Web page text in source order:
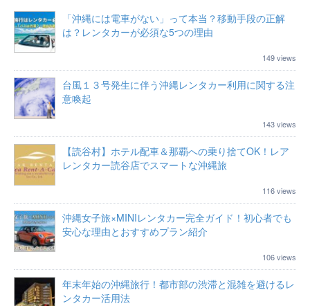
「沖縄には電車がない」って本当？移動手段の正解
は？レンタカーが必須な5つの理由
149 views
台風１３号発生に伴う沖縄レンタカー利用に関する注
意喚起
143 views
【読谷村】ホテル配車＆那覇への乗り捨てOK！レア
レンタカー読谷店でスマートな沖縄旅
116 views
沖縄女子旅×MINIレンタカー完全ガイド！初心者でも
安心な理由とおすすめプラン紹介
106 views
年末年始の沖縄旅行！都市部の渋滞と混雑を避けるレ
ンタカー活用法